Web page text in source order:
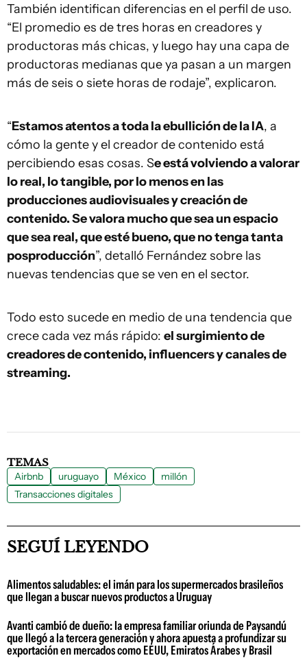
También identifican diferencias en el perfil de uso.
“El promedio es de tres horas en creadores y
productoras más chicas, y luego hay una capa de
productoras medianas que ya pasan a un margen
más de seis o siete horas de rodaje”, explicaron.
“Estamos atentos a toda la ebullición de la IA, a
cómo la gente y el creador de contenido está
percibiendo esas cosas. Se está volviendo a valorar
lo real, lo tangible, por lo menos en las
producciones audiovisuales y creación de
contenido. Se valora mucho que sea un espacio
que sea real, que esté bueno, que no tenga tanta
posproducción”, detalló Fernández sobre las
nuevas tendencias que se ven en el sector.
Todo esto sucede en medio de una tendencia que
crece cada vez más rápido: el surgimiento de
creadores de contenido, influencers y canales de
streaming.
TEMAS
Airbnb uruguayo México
millón
Transacciones digitales
SEGUÍ LEYENDO
Alimentos saludables: el imán para los supermercados brasileños
que llegan a buscar nuevos productos a Uruguay
Avanti cambió de dueño: la empresa familiar oriunda de Paysandú
que llegó a la tercera generación y ahora apuesta a profundizar su
exportación en mercados como EEUU, Emiratos Árabes y Brasil